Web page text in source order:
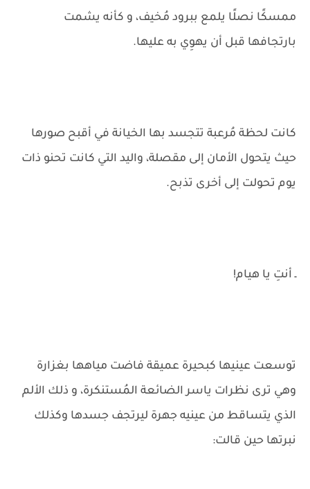
ممسكًا نصلًا يلمع ببرود مُخيف، و كأنه يشمت
بارتجافها قبل أن يهوِي به عليها.
كانت لحظة مُرعبة تتجسد بها الخيانة في أقبح صورها
حيث يتحول الأمان إلى مقصلة، واليد التي كانت تحنو ذات
يوم تحولت إلى أخرى تذبح.
ـ أنتِ يا هيام!
توسعت عينيها كبحيرة عميقة فاضت مياهها بغزارة
وهي ترى نظرات ياسر الضائعة المُستنكرة، و ذلك الألم
الذي يتساقط من عينيه جهرة ليرتجف جسدها وكذلك
نبرتها حين قالت: